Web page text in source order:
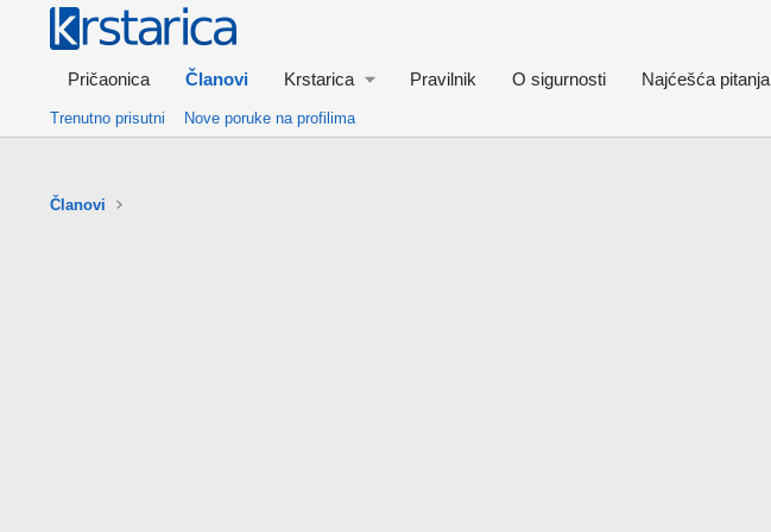
Pričaonica Članovi Krstarica Pravilnik O sigurnosti Najćešća pitanja
Trenutno prisutni Nove poruke na profilima
Članovi